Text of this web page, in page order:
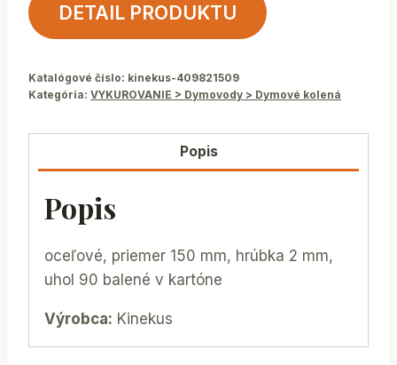
DETAIL PRODUKTU
Katalógové číslo: kinekus-409821509
Kategória: VYKUROVANIE > Dymovody > Dymové kolená
Popis
Popis
oceľové, priemer 150 mm, hrúbka 2 mm,
uhol 90 balené v kartóne
Výrobca: Kinekus